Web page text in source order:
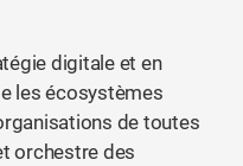
digitale et en
les écosystèmes
de toutes
orchestre des